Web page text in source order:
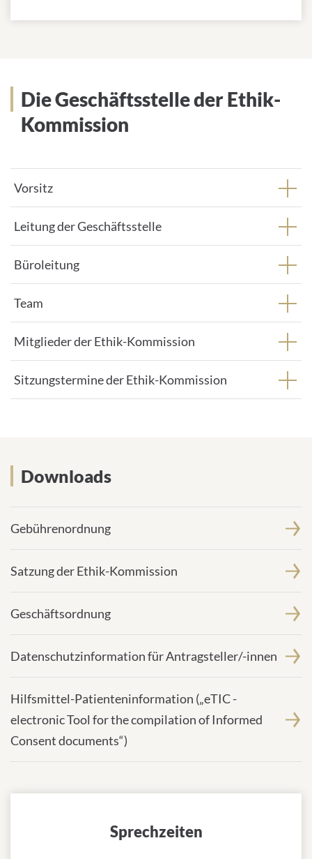
Die Geschäftsstelle der Ethik-
Kommission
Vorsitz
Leitung der Geschäftsstelle
Büroleitung
Team
Mitglieder der Ethik-Kommission
Sitzungstermine der Ethik-Kommission
Downloads
Gebührenordnung
Satzung der Ethik-Kommission
Geschäftsordnung
Datenschutzinformation für Antragsteller/-innen
Hilfsmittel-Patienteninformation („eTIC -
electronic Tool for the compilation of Informed
Consent documents“)
Sprechzeiten